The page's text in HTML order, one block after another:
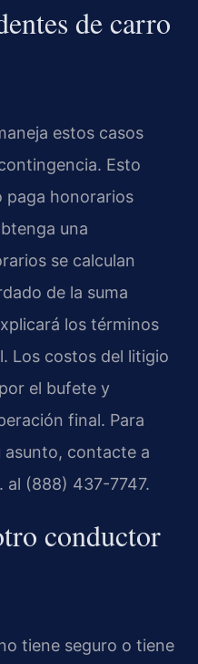
de carro
estos casos
Esto
paga honorarios
una
se calculan
de la suma
los términos
Los costos del litigio
el bufete y
final. Para
asunto, contacte a
al (888) 437-7747.
conductor
tiene seguro o tiene